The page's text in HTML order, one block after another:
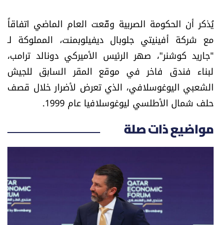
صحّة وصحن
الرياضة
منوّعات
حظّك اليوم
للتاريخ
من نحن
يُذكر أن الحكومة الصربية وقّعت العام الماضي اتفاقاً
مع شركة أفينيتي جلوبال ديفيلوبمنت، المملوكة لـ
"جاريد كوشنر"، صهر الرئيس الأميركي دونالد ترامب،
لبناء فندق فاخر في موقع المقر السابق للجيش
الشعبي اليوغوسلافي، الذي تعرض لأضرار خلال قصف
حلف شمال الأطلسي ليوغوسلافيا عام 1999.
مواضيع ذات صلة